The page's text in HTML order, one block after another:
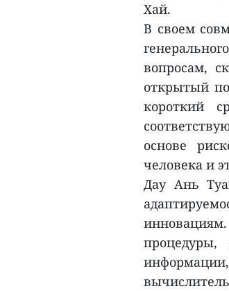
Хай.
В своем
вопросам,
открытый
короткий
основе
человека и
Дау Ань
процедуры,